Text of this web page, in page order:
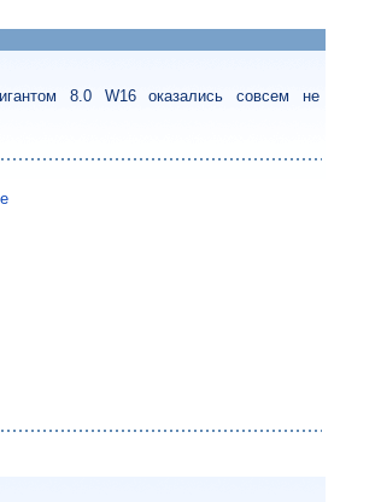
8.0 W16 оказались совсем не